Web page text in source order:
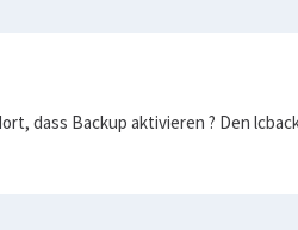
dass Backup aktivieren ? Den